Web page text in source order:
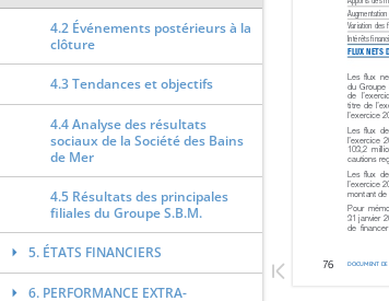
4.2 Événements postérieurs à la
clôture
4.3 Tendances et objectifs
4.4 Analyse des résultats
sociaux de la Société des Bains
de Mer
4.5 Résultats des principales
filiales du Groupe S.B.M.
5. ÉTATS FINANCIERS
6. PERFORMANCE EXTRA-